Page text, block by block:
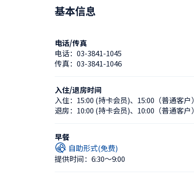
基本信息
电话/传真
电话： 03-3841-1045
传真： 03-3841-1046
入住/退房时间
入住： 15:00 (持卡会员)、 15:00（普通客户）
退房： 10:00 (持卡会员)、 10:00（普通客户）
早餐
自助形式(免费)
提供时间：6:30〜9:00